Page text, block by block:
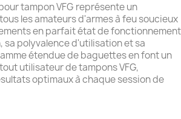
tampon VFG représente un
les amateurs d'armes à feu soucieux
en parfait état de
polyvalence d'utilisation et sa
étendue de baguettes en font un
utilisateur de tampons VFG,
optimaux à chaque session de